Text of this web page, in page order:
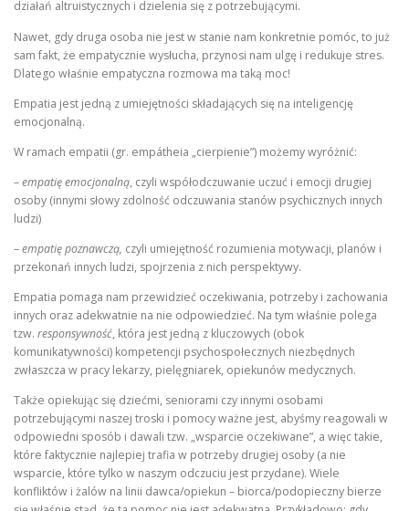
działań altruistycznych i dzielenia się z potrzebującymi.
Nawet, gdy druga osoba nie jest w stanie nam konkretnie pomóc, to już
sam fakt, że empatycznie wysłucha, przynosi nam ulgę i redukuje stres.
Dlatego właśnie empatyczna rozmowa ma taką moc!
Empatia jest jedną z umiejętności składających się na inteligencję
emocjonalną.
W ramach empatii (gr. empátheia „cierpienie”) możemy wyróżnić:
–empatię emocjonalną, czyli współodczuwanie uczuć i emocji drugiej
osoby (innymi słowy zdolność odczuwania stanów psychicznych innych
ludzi)
–empatię poznawczą, czyli umiejętność rozumienia motywacji, planów i
przekonań innych ludzi, spojrzenia z nich perspektywy.
Empatia pomaga nam przewidzieć oczekiwania, potrzeby i zachowania
innych oraz adekwatnie na nie odpowiedzieć. Na tym właśnie polega
tzw. responsywność, która jest jedną z kluczowych (obok
komunikatywności) kompetencji psychospołecznych niezbędnych
zwłaszcza w pracy lekarzy, pielęgniarek, opiekunów medycznych.
Także opiekując się dziećmi, seniorami czy innymi osobami
potrzebującymi naszej troski i pomocy ważne jest, abyśmy reagowali w
odpowiedni sposób i dawali tzw. „wsparcie oczekiwane”, a więc takie,
które faktycznie najlepiej trafia w potrzeby drugiej osoby (a nie
wsparcie, które tylko w naszym odczuciu jest przydane). Wiele
konfliktów i żalów na linii dawca/opiekun – biorca/podopieczny bierze